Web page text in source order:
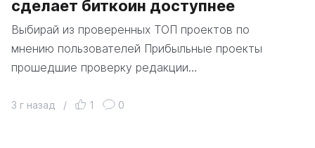
сделает биткоин доступнее
Выбирай из проверенных ТОП проектов по
мнению пользователей Прибыльные проекты
прошедшие проверку редакции…
3 г назад / 1 0